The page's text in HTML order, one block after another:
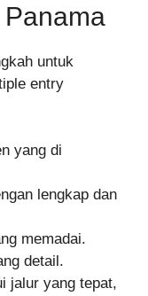
untuk
entry
yang di
lengkap dan
memadai.
detail.
jalur yang tepat,